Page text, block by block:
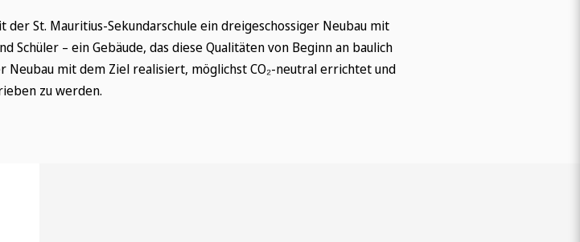
St. Mauritius-Sekundarschule ein dreigeschossiger Neubau mit
Schüler – ein Gebäude, das diese Qualitäten von Beginn an baulich
mit dem Ziel realisiert, möglichst CO₂-neutral errichtet und
zu werden.